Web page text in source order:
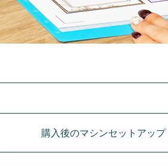
購入後のマシンセットアップ